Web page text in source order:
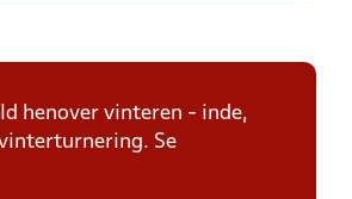
henover vinteren - inde,
Se